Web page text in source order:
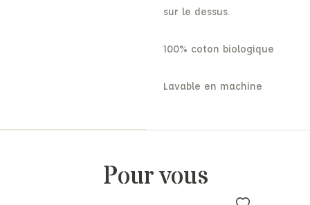
sur le dessus.
100% coton biologique
Lavable en machine
Pour vous